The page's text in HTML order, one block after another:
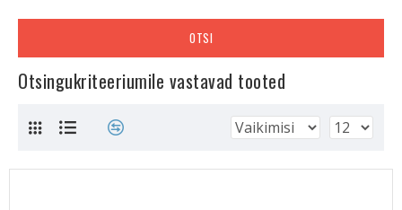
OTSI
Otsingukriteeriumile vastavad tooted